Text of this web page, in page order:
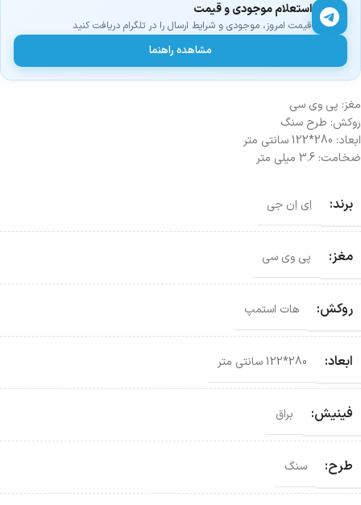
استعلام موجودی و قیمت
قیمت امروز، موجودی و شرایط ارسال را در تلگرام دریافت کنید
مشاهده راهنما
مغز: پی وی سی
روکش: طرح سنگ
ابعاد: 280*122 سانتی متر
ضخامت: 3.6 میلی متر
برند: اِی اِن جی
مغز: پی وی سی
روکش: هات استمپ
ابعاد: 280*122 سانتی‌ متر
فینیش: براق
طرح: سنگ